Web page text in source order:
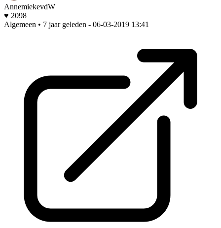
AnnemiekevdW
♥ 2098
Algemeen • 7 jaar geleden - 06-03-2019 13:41